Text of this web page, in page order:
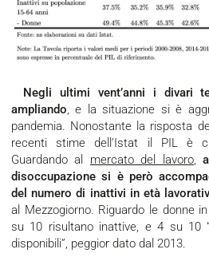
Negli ultimi vent’anni i divari territoriali si sono andati
ampliando, e la situazione si è
pandemia. Nonostante la risposta
recenti stime dell’Istat il PIL è
Guardando al mercato del lavoro,
disoccupazione si è però
del numero di inattivi in età
al Mezzogiorno. Riguardo le donne
su 10 risultano inattive, e 4 su 10
disponibili”, peggior dato dal 2013.